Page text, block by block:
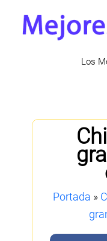
Los
Portada »